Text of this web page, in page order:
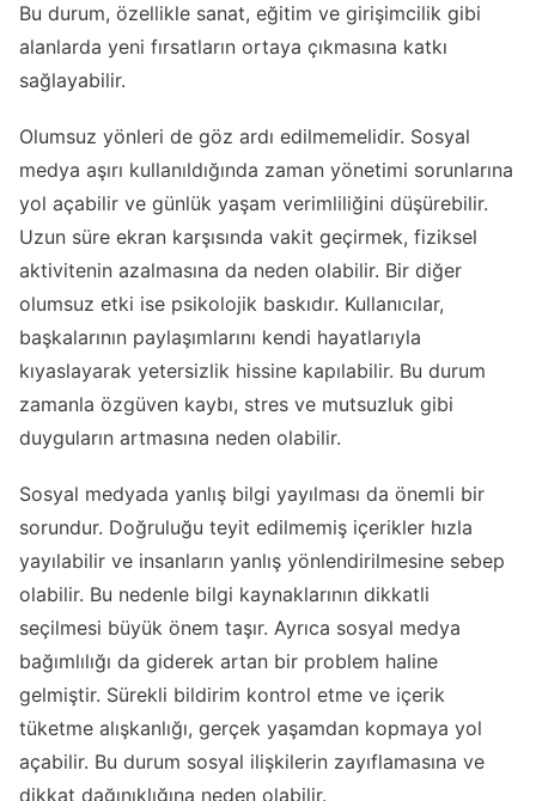
Bu durum, özellikle sanat, eğitim ve girişimcilik gibi
alanlarda yeni fırsatların ortaya çıkmasına katkı
sağlayabilir.
Olumsuz yönleri de göz ardı edilmemelidir. Sosyal
medya aşırı kullanıldığında zaman yönetimi sorunlarına
yol açabilir ve günlük yaşam verimliliğini düşürebilir.
Uzun süre ekran karşısında vakit geçirmek, fiziksel
aktivitenin azalmasına da neden olabilir. Bir diğer
olumsuz etki ise psikolojik baskıdır. Kullanıcılar,
başkalarının paylaşımlarını kendi hayatlarıyla
kıyaslayarak yetersizlik hissine kapılabilir. Bu durum
zamanla özgüven kaybı, stres ve mutsuzluk gibi
duyguların artmasına neden olabilir.
Sosyal medyada yanlış bilgi yayılması da önemli bir
sorundur. Doğruluğu teyit edilmemiş içerikler hızla
yayılabilir ve insanların yanlış yönlendirilmesine sebep
olabilir. Bu nedenle bilgi kaynaklarının dikkatli
seçilmesi büyük önem taşır. Ayrıca sosyal medya
bağımlılığı da giderek artan bir problem haline
gelmiştir. Sürekli bildirim kontrol etme ve içerik
tüketme alışkanlığı, gerçek yaşamdan kopmaya yol
açabilir. Bu durum sosyal ilişkilerin zayıflamasına ve
dikkat dağınıklığına neden olabilir.